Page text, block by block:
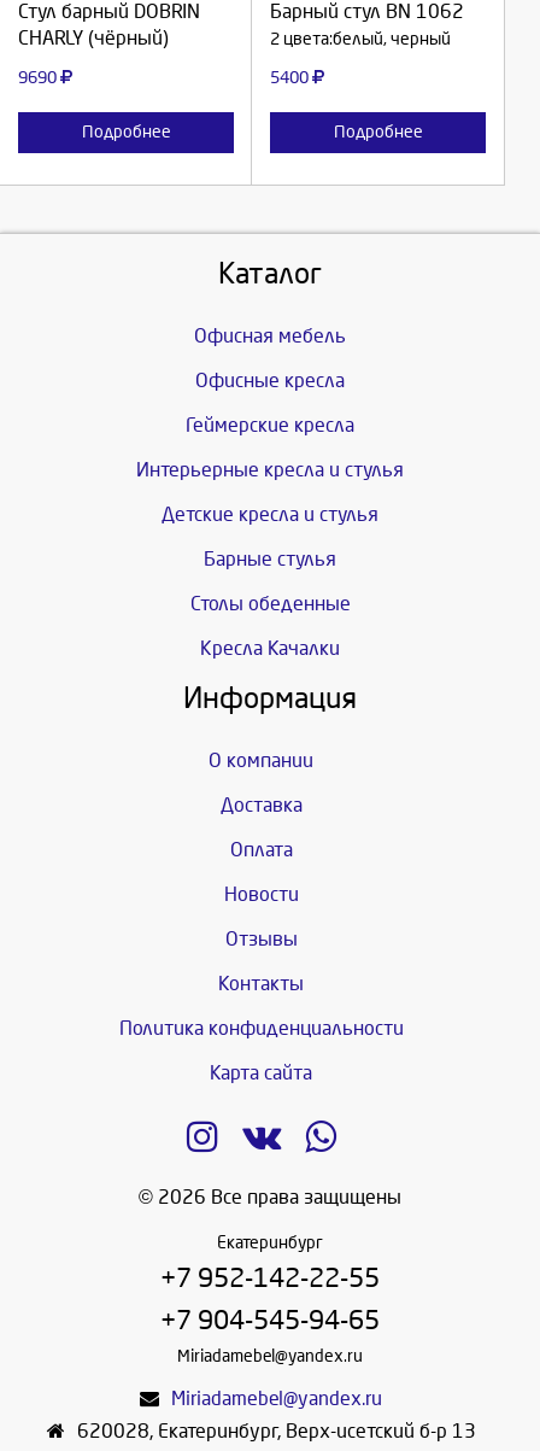
Стул барный DOBRIN
CHARLY (чёрный)
9690
Подробнее
Отмена
Барный стул BN 1062
2 цвета:белый, черный
5400
Подробнее
Отмена
Каталог
Офисная мебель
Офисные кресла
Геймерские кресла
Интерьерные кресла и стулья
Детские кресла и стулья
Барные стулья
Столы обеденные
Кресла Качалки
Информация
О компании
Доставка
Оплата
Новости
Отзывы
Контакты
Политика конфиденциальности
Карта сайта
© 2026 Все права защищены
Екатеринбург
+7 952-142-22-55
+7 904-545-94-65
Miriadamebel@yandex.ru
Miriadamebel@yandex.ru
620028, Екатеринбург, Верх-исетский б-р 13